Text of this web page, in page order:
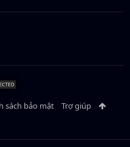
sách bảo mật Trợ giúp